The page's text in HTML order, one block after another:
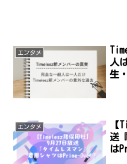
エンタメ
人
生
エンタメ
【
送
は